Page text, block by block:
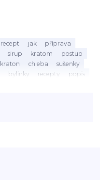
recept jak
příprava
sirup kratom
postup
kraton chleba
sušenky
bylinky recepty
popis